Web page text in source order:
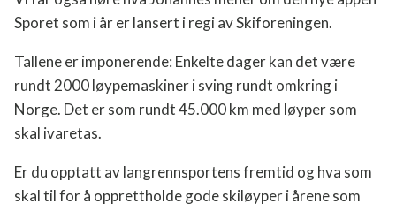
natursnø? Vi får også høre hva Johannes mener om
den nye appen Sporet som i år er lansert i regi av
Skiforeningen.
Tallene er imponerende: Enkelte dager kan det være
rundt 2000 løypemaskiner i sving rundt omkring i
Norge. Det er som rundt 45.000 km med løyper som
skal ivaretas.